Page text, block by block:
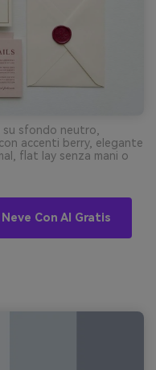
sfondo neutro,
accenti berry, elegante
flat lay senza mani o
Con AI Gratis